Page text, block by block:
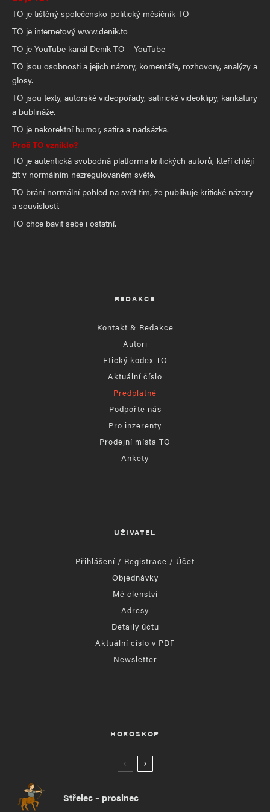
TO je tištěný společensko-politický měsíčník TO
TO je internetový www.denik.to
TO je YouTube kanál Deník TO – YouTube
TO jsou osobnosti a jejich názory, komentáře, rozhovory, analýzy a
glosy.
TO jsou texty, autorské videopořady, satirické videoklipy, karikatury
a bublináže.
TO je nekorektní humor, satira a nadsázka.
Proč TO vzniklo?
TO je autentická svobodná platforma kritických autorů, kteří chtějí
žít v normálním nezregulovaném světě.
TO brání normální pohled na svět tím, že publikuje kritické názory
a souvislosti.
TO chce bavit sebe i ostatní.
REDAKCE
Kontakt & Redakce
Autoři
Etický kodex TO
Aktuální číslo
Předplatné
Podpořte nás
Pro inzerenty
Prodejní místa TO
Ankety
UŽIVATEL
Přihlášení / Registrace / Účet
Objednávky
Mé členství
Adresy
Detaily účtu
Aktuální číslo v PDF
Newsletter
HOROSKOP
Střelec – prosinec